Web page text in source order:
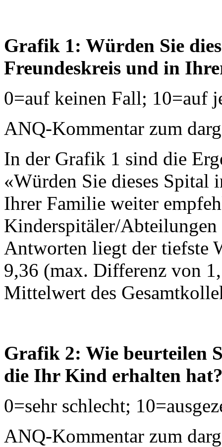
Grafik 1: Würden Sie
Freundeskreis und in
0=auf keinen Fall; 10=auf
ANQ-Kommentar zum
In der Grafik 1 sind die
«Würden Sie dieses Spital
Ihrer Familie weiter
Kinderspitäler/Abteilungen
Antworten liegt der tiefste
9,36 (max. Differenz von
Mittelwert des
Grafik 2: Wie beurteilen
die Ihr Kind erhalten
0=sehr schlecht;
ANQ-Kommentar zum